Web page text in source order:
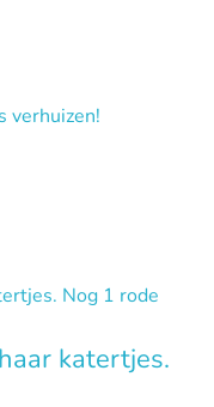
verhuizen!
katertjes.